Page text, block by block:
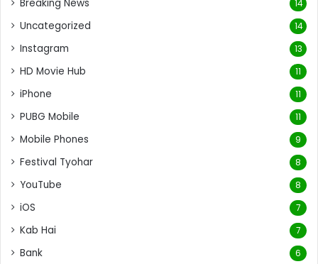
Breaking News 14
Uncategorized 14
Instagram 13
HD Movie Hub 11
iPhone 11
PUBG Mobile 11
Mobile Phones 9
Festival Tyohar 8
YouTube 8
iOS 7
Kab Hai 7
Bank 6